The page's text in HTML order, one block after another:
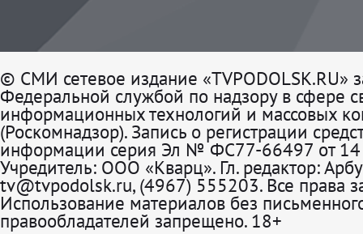
© СМИ сетевое издание «TVPODOLSK.RU»
Федеральной службой по надзору в сфере
информационных технологий и массовых
(Роскомнадзор). Запись о регистрации
информации серия Эл № ФС77-66497 от 14
Учредитель: ООО «Кварц». Гл. редактор:
tv@tvpodolsk.ru, (4967) 555203. Все права
Использование материалов без
правообладателей запрещено. 18+